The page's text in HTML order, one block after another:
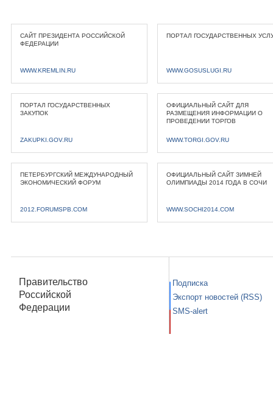
САЙТ ПРЕЗИДЕНТА РОССИЙСКОЙ
ФЕДЕРАЦИИ
WWW.KREMLIN.RU
ПОРТАЛ ГОСУДАРСТВЕННЫХ
WWW.GOSUSLUGI.RU
ПОРТАЛ ГОСУДАРСТВЕННЫХ
ЗАКУПОК
ZAKUPKI.GOV.RU
ОФИЦИАЛЬНЫЙ САЙТ ДЛЯ
РАЗМЕЩЕНИЯ ИНФОРМАЦИИ О
ПРОВЕДЕНИИ ТОРГОВ
WWW.TORGI.GOV.RU
ПЕТЕРБУРГСКИЙ МЕЖДУНАРОДНЫЙ
ЭКОНОМИЧЕСКИЙ ФОРУМ
2012.FORUMSPB.COM
ОФИЦИАЛЬНЫЙ САЙТ ЗИМНЕЙ
ОЛИМПИАДЫ 2014 ГОДА В СОЧИ
WWW.SOCHI2014.COM
Правительство
Российской
Федерации
Подписка
Экспорт новостей (RSS)
SMS-alert